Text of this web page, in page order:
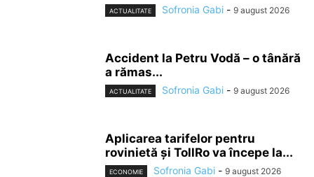
ACTUALITATE Sofronia Gabi - 9 august 2026
Accident la Petru Vodă – o tânără
a rămas...
ACTUALITATE Sofronia Gabi - 9 august 2026
Aplicarea tarifelor pentru
rovinietă și TollRo va începe la...
ECONOMIE Sofronia Gabi - 9 august 2026